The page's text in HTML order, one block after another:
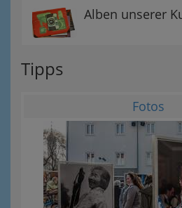
Alben unserer
Tipps
Fotos